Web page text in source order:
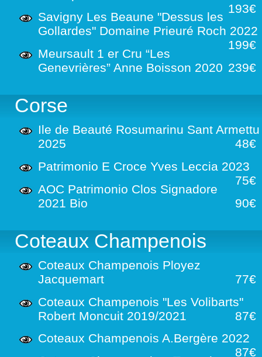
193€
Savigny Les Beaune "Dessus les
Gollardes" Domaine Prieuré Roch 2022
199€
Meursault 1 er Cru “Les
Genevrières” Anne Boisson 2020 239€
Corse
Ile de Beauté Rosumarinu Sant Armettu
2025
48€
Patrimonio E Croce Yves Leccia 2023
75€
AOC Patrimonio Clos Signadore
2021 Bio
90€
Coteaux Champenois
Coteaux Champenois Ployez
Jacquemart
77€
Coteaux Champenois "Les Volibarts"
Robert Moncuit 2019/2021
87€
Coteaux Champenois A.Bergère 2022
87€